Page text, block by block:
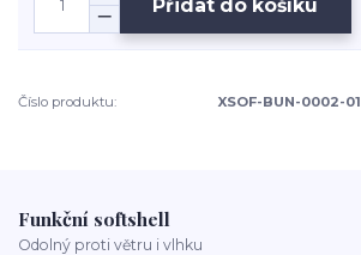
Přidat do košíku
Číslo produktu: XSOF-BUN-0002-01
Funkční softshell
Odolný proti větru i vlhku